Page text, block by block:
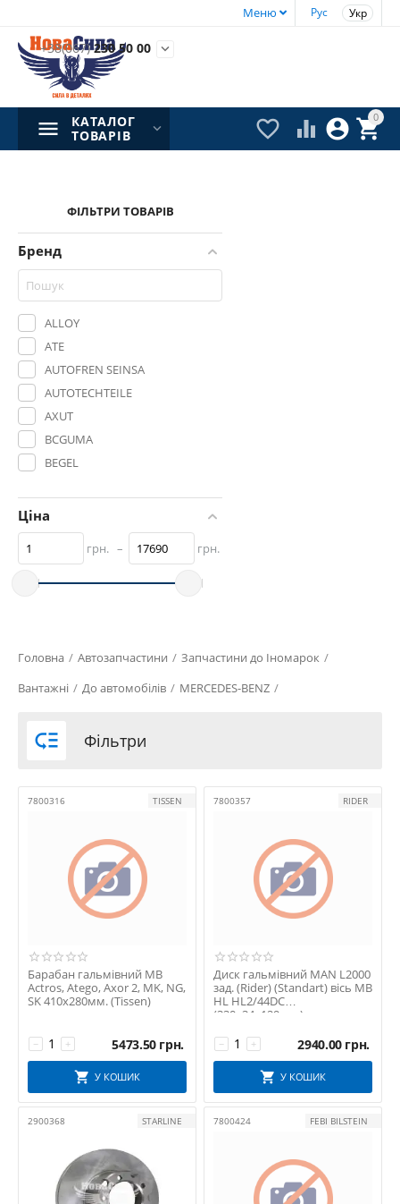
Рус Укр
Меню
+38(067)230 50 00 
0


 
КАТАЛОГ
ТОВАРІВ
ФІЛЬТРИ ТОВАРІВ
Бренд
ALLOY
ATE
AUTOFREN SEINSA
AUTOTECHTEILE
AXUT
BCGUMA
BEGEL
BPART
EMMERRE
FERODO
FRENKIN
INTELLI
KRAJ
Lumag
NK
Pe Automotive
PNEUMATICS
RECO
REMSA
RIDER
SAMPA
SBP
Ціна
грн. – грн.
Головна / Автозапчастини / Запчастини до Іномарок /
Вантажні / До автомобілів / MERCEDES-BENZ /
 Фільтри
7800316 TISSEN
Барабан гальмівний MB
Actros, Atego, Axor 2, MK, NG,
SK 410х280мм. (Tissen)
+
− 5473.50 грн.
У КОШИК
7800357 RIDER
Диск гальмівний MAN L2000
зад. (Rider) (Standart) вісь MB
HL HL2/44DC
(330х34х129мм.)
+
− 2940.00 грн.
У КОШИК
2900368 STARLINE 7800424 FEBI BILSTEIN